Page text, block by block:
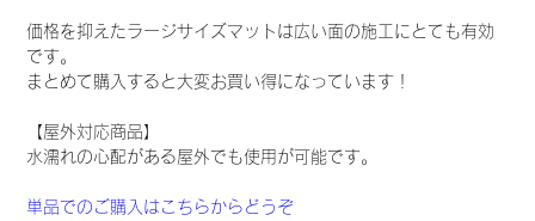
格
価格を抑えたラージサイズマットは広い面の施工にとても有効
です。
まとめて購入すると大変お買い得になっています！
【屋外対応商品】
水濡れの心配がある屋外でも使用が可能です。
単品でのご購入はこちらからどうぞ